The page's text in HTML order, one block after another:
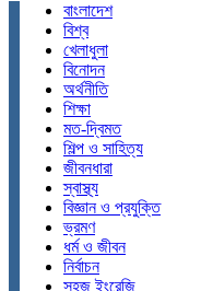
বাংলাদেশ
বিশ্ব
খেলাধুলা
বিনোদন
অর্থনীতি
শিক্ষা
মত-দ্বিমত
শিল্প ও সাহিত্য
জীবনধারা
স্বাস্থ্য
বিজ্ঞান ও প্রযুক্তি
ভ্রমণ
ধর্ম ও জীবন
নির্বাচন
সহজ ইংরেজি